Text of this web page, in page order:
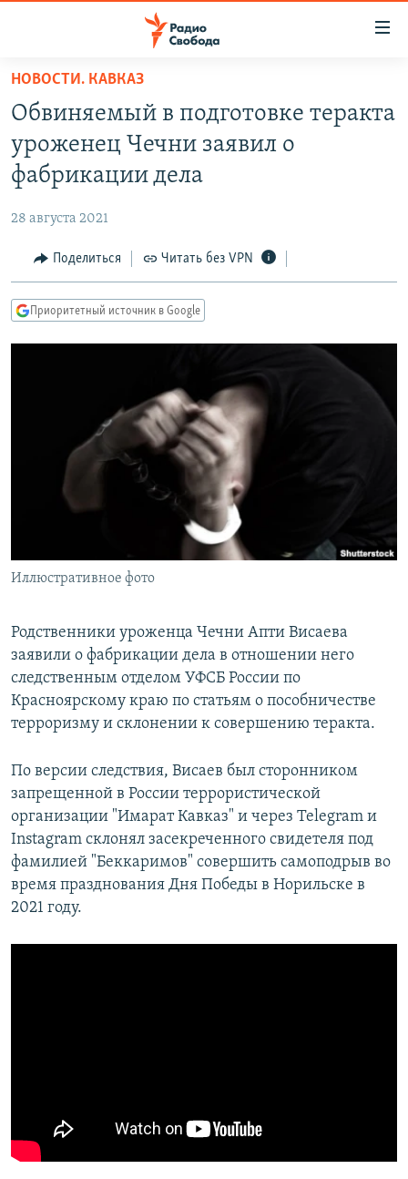
упрощенного
доступа
основному
Вернутся
Вернутся
ПРОГРАММЫ
АВТОРСКИЕ ПРОЕКТЫ
МНЕНИЯ
КУЛЬТУРА
КАВКАЗ.РЕАЛИИ
РАСПИСАНИЕ ВЕЩАНИЯ
ПОДПИШИТЕСЬ НА РАССЫЛКУ
СОЦИАЛЬНЫЕ СЕТИ
Все сайты РСЕ/РС
НОВОСТИ. КАВКАЗ
Обвиняемый в подготовке теракта
уроженец Чечни заявил о
фабрикации дела
28 августа 2021
Поделиться Читать без VPN
Приоритетный источник в Google
Иллюстративное фото
Родственники уроженца Чечни Апти Висаева
заявили о фабрикации дела в отношении него
следственным отделом УФСБ России по
Красноярскому краю по статьям о пособничестве
терроризму и склонении к совершению теракта.
По версии следствия, Висаев был сторонником
запрещенной в России террористической
организации "Имарат Кавказ" и через Telegram и
Instagram склонял засекреченного свидетеля под
фамилией "Беккаримов" совершить самоподрыв во
время празднования Дня Победы в Норильске в
2021 году.